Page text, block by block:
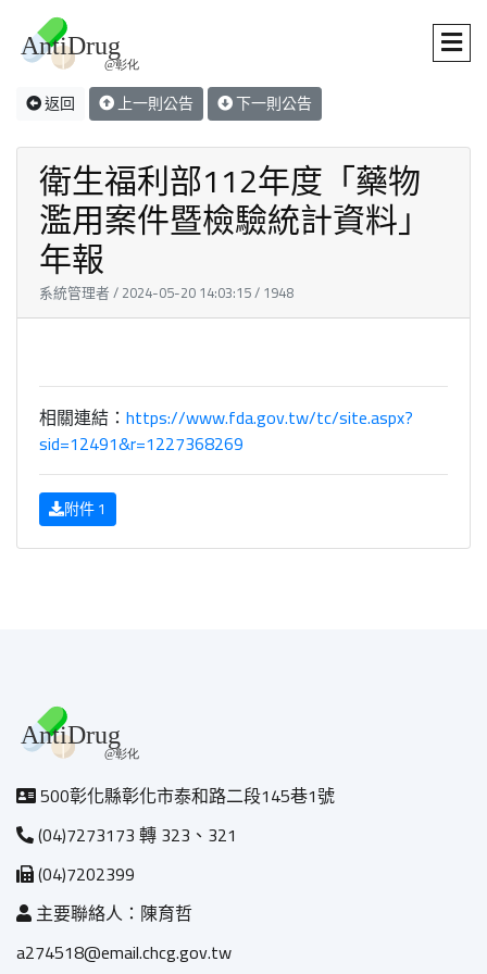
返回 上一則公告 下一則公告
衛生福利部112年度「藥物
濫用案件暨檢驗統計資料」
年報
系統管理者 / 2024-05-20 14:03:15 / 1948
相關連結： https://www.fda.gov.tw/tc/site.aspx?
sid=12491&r=1227368269
附件 1
500彰化縣彰化市泰和路二段145巷1號
(04)7273173 轉 323、321
(04)7202399
主要聯絡人：陳育哲
a274518@email.chcg.gov.tw